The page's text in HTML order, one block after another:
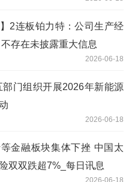
】2连板铂力特：公司生产经
存在未披露重大信息
2026-06-18
部门组织开展2026年新能源
2026-06-18
金融板块集体下挫 中国太
双双跌超7%_每日讯息
2026-06-18